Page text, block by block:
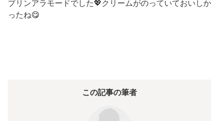
プリンアラモードでした💖クリームがのっていておいしか
ったね😋
この記事の筆者